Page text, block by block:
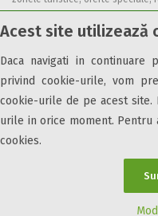
Acest site utilizează
Daca navigati in
privind cookie-urile, vom
cookie-urile de pe acest site.
urile in orice moment. Pentru
cookies.
condițiile de utilizare.